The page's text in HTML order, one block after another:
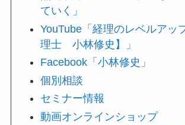
ていく」
YouTube「経理のレベルアッ
理士 小林修史】」
Facebook「小林修史」
個別相談
セミナー情報
動画オンラインショップ